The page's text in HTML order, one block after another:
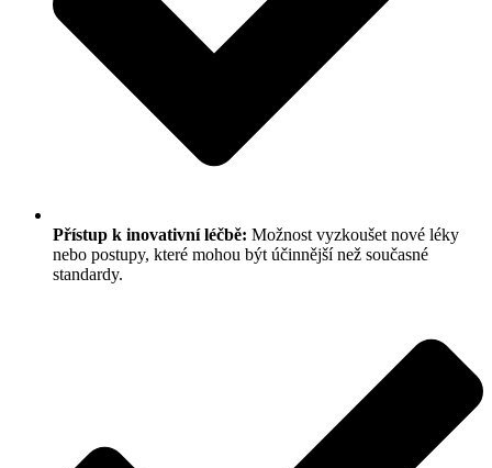
Přístup k inovativní léčbě: Možnost vyzkoušet nové léky
nebo postupy, které mohou být účinnější než současné
standardy.